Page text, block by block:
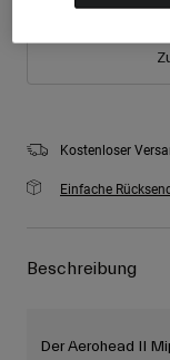
Alle anzeigen
Kostenloser
Einfache
Beschreibung
Der Aerohead II